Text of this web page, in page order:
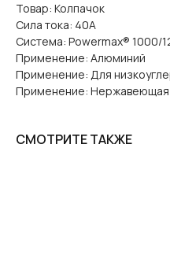
Товар: Колпачок
Сила тока: 40А
Система: Powermax® 1000/
Применение: Алюминий
Применение: Для
Применение: Нержавеющая
СМОТРИТЕ ТАКЖЕ